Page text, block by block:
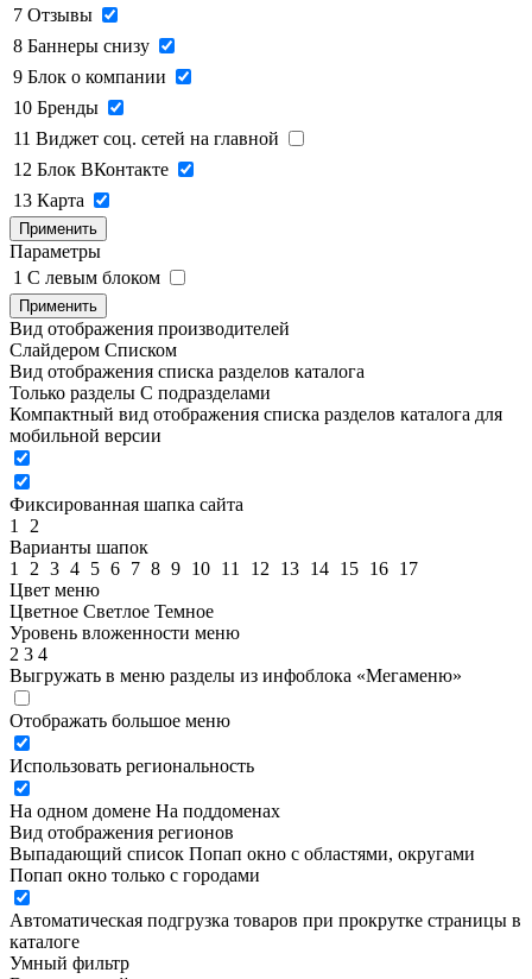
7 Отзывы
8 Баннеры снизу
9 Блок о компании
10 Бренды
11 Виджет соц. сетей на главной
12 Блок ВКонтакте
13 Карта
Применить
Параметры
1 C левым блоком
Применить
Вид отображения производителей
Слайдером Списком
Вид отображения списка разделов каталога
Только разделы С подразделами
Компактный вид отображения списка разделов каталога для
мобильной версии
Фиксированная шапка сайта
1
2
Варианты шапок
1
2 3 4 5 6 7 8 9 10 11 12 13 14 15 16 17
Цвет меню
Цветное Светлое Темное
Уровень вложенности меню
2 3 4
Выгружать в меню разделы из инфоблока «Мегаменю»
Отображать большое меню
Использовать региональность
На одном домене На поддоменах
Вид отображения регионов
Выпадающий список Попап окно c областями, округами
Попап окно только с городами
Автоматическая подгрузка товаров при прокрутке страницы в
каталоге
Умный фильтр